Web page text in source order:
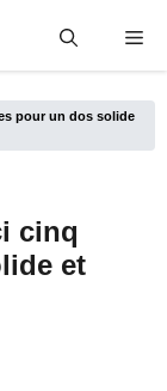
pour un dos solide
cinq
et